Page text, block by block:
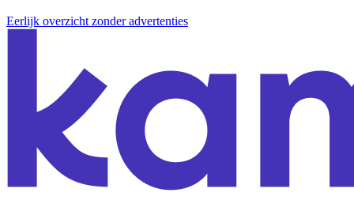
Eerlijk overzicht zonder advertenties